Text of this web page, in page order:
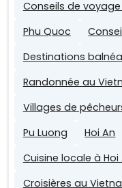
Conseils de
Phu Quoc
Destinations
Randonnée au
Villages de
Pu Luong
Hoi An
Cuisine locale à Hoi
Croisières au